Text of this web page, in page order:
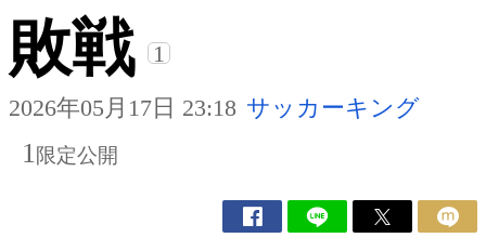
敗戦
1
2026年05月17日 23:18 サッカーキング
1 限定公開